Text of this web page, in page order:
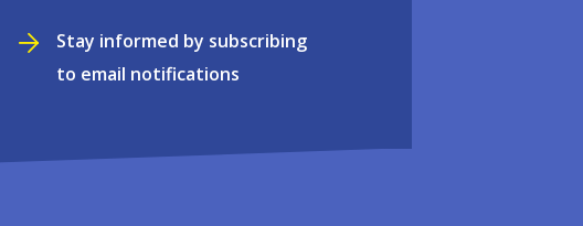
Stay informed by subscribing
to email notifications